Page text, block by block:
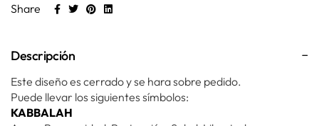
Share
Descripción
Este diseño es cerrado y se hara sobre pedido.
Puede llevar los siguientes símbolos:
KABBALAH